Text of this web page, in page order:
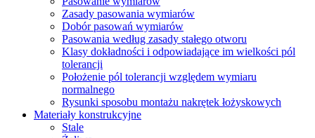
Zasady pasowania wymiarów
Dobór pasowań wymiarów
Pasowania według zasady stałego otworu
Klasy dokładności i odpowiadające im wielkości pól
tolerancji
Położenie pól tolerancji względem wymiaru
normalnego
Rysunki sposobu montażu nakrętek łożyskowych
Materiały konstrukcyjne
Stale